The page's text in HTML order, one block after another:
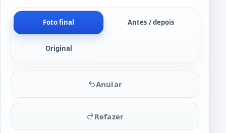
Foto final Antes / depois
Original
Anular
Refazer